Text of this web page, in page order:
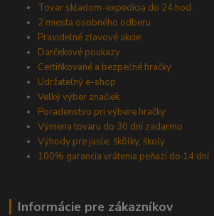
Tovar skladom-expedícia do 24 hod.
2 miesta osobného odberu
Pravidelné zľavové akcie
Darčekové poukazy
Certifikované a bezpečné hračky
Udržateľný e-shop
Veľký výber značiek
Poradenstvo pri výbere hračky
Výmena tovaru do 30 dní zadarmo
Výhody pre jasle, škôlky, školy
100% garancia vrátenia peňazí do 14 dní
Informácie pre zákazníkov